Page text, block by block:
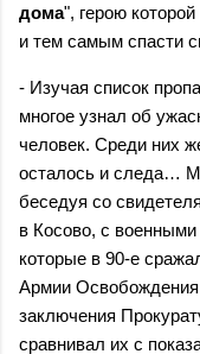
дома", герою
и тем самым спасти
- Изучая список
многое узнал об
человек. Среди них
осталось и следа…
беседуя со
в Косово, с
которые в 90-е
Армии
заключения
сравнивал их с